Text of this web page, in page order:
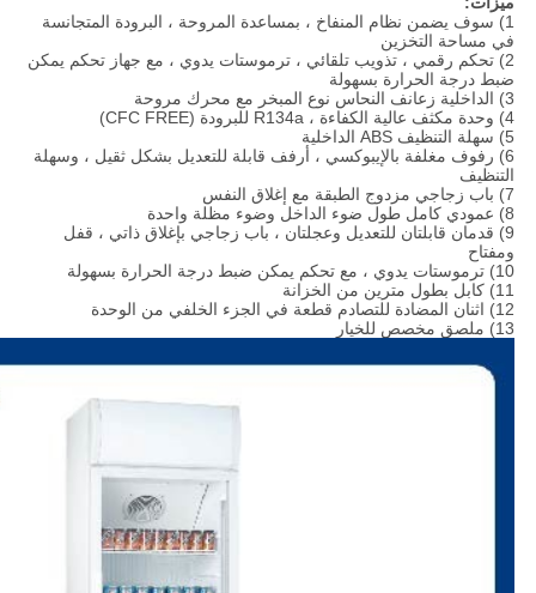
1) سوف يضمن نظام المنفاخ ، بمساعدة المروحة ، البرودة المتجانسة
في مساحة التخزين
2) تحكم رقمي ، تذويب تلقائي ، ترموستات يدوي ، مع جهاز تحكم يمكن
ضبط درجة الحرارة بسهولة
3) الداخلية زعانف النحاس نوع المبخر مع محرك مروحة
4) وحدة مكثف عالية الكفاءة ، R134a للبرودة (CFC FREE)
5) سهلة التنظيف ABS الداخلية
6) رفوف مغلفة بالإيبوكسي ، أرفف قابلة للتعديل بشكل ثقيل ، وسهلة
التنظيف
7) باب زجاجي مزدوج الطبقة مع إغلاق النفس
8) عمودي كامل طول ضوء الداخل وضوء مظلة واحدة
9) قدمان قابلتان للتعديل وعجلتان ، باب زجاجي بإغلاق ذاتي ، قفل
ومفتاح
10) ترموستات يدوي ، مع تحكم يمكن ضبط درجة الحرارة بسهولة
11) كابل بطول مترين من الخزانة
12) اثنان المضادة للتصادم قطعة في الجزء الخلفي من الوحدة
13) ملصق مخصص للخيار